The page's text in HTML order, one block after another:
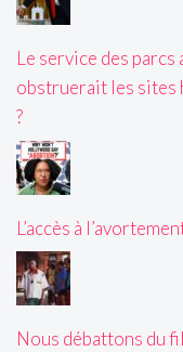
Le service des
obstruerait les
?
L’accès à
Nous débattons du